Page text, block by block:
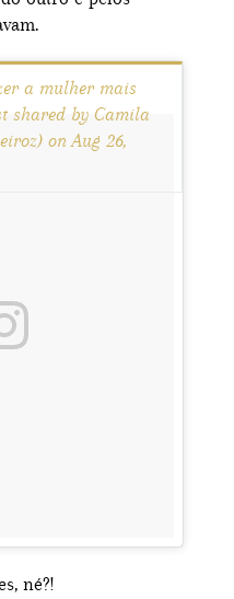
a mulher mais
shared by Camila
on Aug 26,
né?!